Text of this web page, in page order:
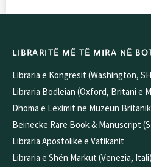
LIBRARITË MË TË MIRA NË
Libraria e Kongresit (Washington,
Libraria Bodleian (Oxford, Britani e
Dhoma e Leximit në Muzeun Britanik
Beinecke Rare Book & Manuscript
Libraria Apostolike e Vatikanit
Libraria e Shën Markut (Venezia, Itali)